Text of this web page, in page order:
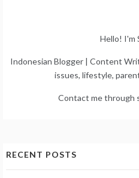
Hello! I'm
Indonesian Blogger | Content
issues, lifestyle,
Contact me through
RECENT POSTS